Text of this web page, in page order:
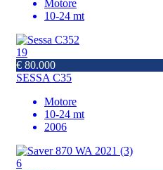
Motore
10-24 mt
19
€ 80.000
SESSA C35
Motore
10-24 mt
2006
6